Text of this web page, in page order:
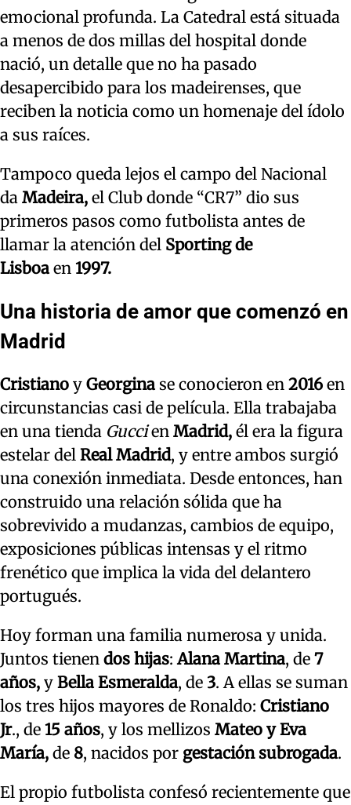
emocional profunda. La Catedral está situada
a menos de dos millas del hospital donde
nació, un detalle que no ha pasado
desapercibido para los madeirenses, que
reciben la noticia como un homenaje del ídolo
a sus raíces.
Tampoco queda lejos el campo del Nacional
da Madeira, el Club donde “CR7” dio sus
primeros pasos como futbolista antes de
llamar la atención del Sporting de
Lisboa en 1997.
Una historia de amor que comenzó en
Madrid
Cristiano y Georgina se conocieron en 2016 en
circunstancias casi de película. Ella trabajaba
en una tienda Guccien Madrid, él era la figura
estelar del Real Madrid, y entre ambos surgió
una conexión inmediata. Desde entonces, han
construido una relación sólida que ha
sobrevivido a mudanzas, cambios de equipo,
exposiciones públicas intensas y el ritmo
frenético que implica la vida del delantero
portugués.
Hoy forman una familia numerosa y unida.
Juntos tienen dos hijas:Alana Martina, de 7
años, y Bella Esmeralda, de 3. A ellas se suman
los tres hijos mayores de Ronaldo: Cristiano
Jr., de 15 años, y los mellizos Mateo y Eva
María, de 8, nacidos por gestación subrogada.
El propio futbolista confesó recientemente que